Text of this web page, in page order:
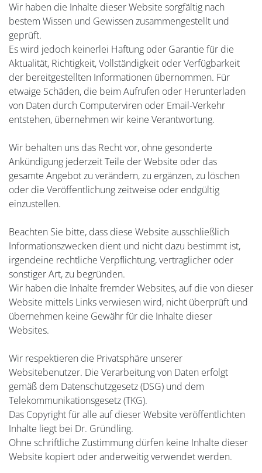
Wir haben die Inhalte dieser Website sorgfältig nach
bestem Wissen und Gewissen zusammengestellt und
geprüft.
Es wird jedoch keinerlei Haftung oder Garantie für die
Aktualität, Richtigkeit, Vollständigkeit oder Verfügbarkeit
der bereitgestellten Informationen übernommen. Für
etwaige Schäden, die beim Aufrufen oder Herunterladen
von Daten durch Computerviren oder Email-Verkehr
entstehen, übernehmen wir keine Verantwortung.
Wir behalten uns das Recht vor, ohne gesonderte
Ankündigung jederzeit Teile der Website oder das
gesamte Angebot zu verändern, zu ergänzen, zu löschen
oder die Veröffentlichung zeitweise oder endgültig
einzustellen.
Beachten Sie bitte, dass diese Website ausschließlich
Informationszwecken dient und nicht dazu bestimmt ist,
irgendeine rechtliche Verpflichtung, vertraglicher oder
sonstiger Art, zu begründen.
Wir haben die Inhalte fremder Websites, auf die von dieser
Website mittels Links verwiesen wird, nicht überprüft und
übernehmen keine Gewähr für die Inhalte dieser
Websites.
Wir respektieren die Privatsphäre unserer
Websitebenutzer. Die Verarbeitung von Daten erfolgt
gemäß dem Datenschutzgesetz (DSG) und dem
Telekommunikationsgesetz (TKG).
Das Copyright für alle auf dieser Website veröffentlichten
Inhalte liegt bei Dr. Gründling.
Ohne schriftliche Zustimmung dürfen keine Inhalte dieser
Website kopiert oder anderweitig verwendet werden.